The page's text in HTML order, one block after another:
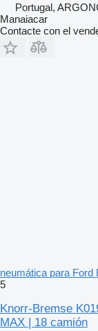
Portugal,
Manaiacar
Contacte con el
neumática para
5
Knorr-Bremse
MAX | 18 camión